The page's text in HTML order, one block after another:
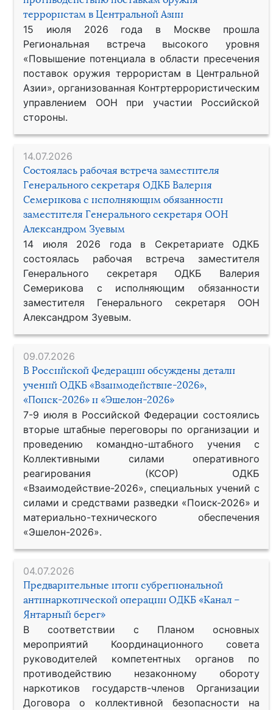
террористам в Центральной Азии
15 июля 2026 года в Москве прошла
Региональная встреча высокого уровня
«Повышение потенциала в области пресечения
поставок оружия террористам в Центральной
Азии», организованная Контртеррористическим
управлением ООН при участии Российской
стороны.
14.07.2026
Состоялась рабочая встреча заместителя
Генерального секретаря ОДКБ Валерия
Семерикова с исполняющим обязанности
заместителя Генерального секретаря ООН
Александром Зуевым
14 июля 2026 года в Секретариате ОДКБ
состоялась рабочая встреча заместителя
Генерального секретаря ОДКБ Валерия
Семерикова с исполняющим обязанности
заместителя Генерального секретаря ООН
Александром Зуевым.
09.07.2026
В Российской Федерации обсуждены детали
учений ОДКБ «Взаимодействие-2026»,
«Поиск-2026» и «Эшелон-2026»
7-9 июля в Российской Федерации состоялись
вторые штабные переговоры по организации и
проведению командно-штабного учения с
Коллективными силами оперативного
реагирования (КСОР) ОДКБ
«Взаимодействие-2026», специальных учений с
силами и средствами разведки «Поиск-2026» и
материально-технического обеспечения
«Эшелон-2026».
04.07.2026
Предварительные итоги субрегиональной
антинаркотической операции ОДКБ «Канал –
Янтарный берег»
В соответствии с Планом основных
мероприятий Координационного совета
руководителей компетентных органов по
противодействию незаконному обороту
наркотиков государств-членов Организации
Договора о коллективной безопасности на